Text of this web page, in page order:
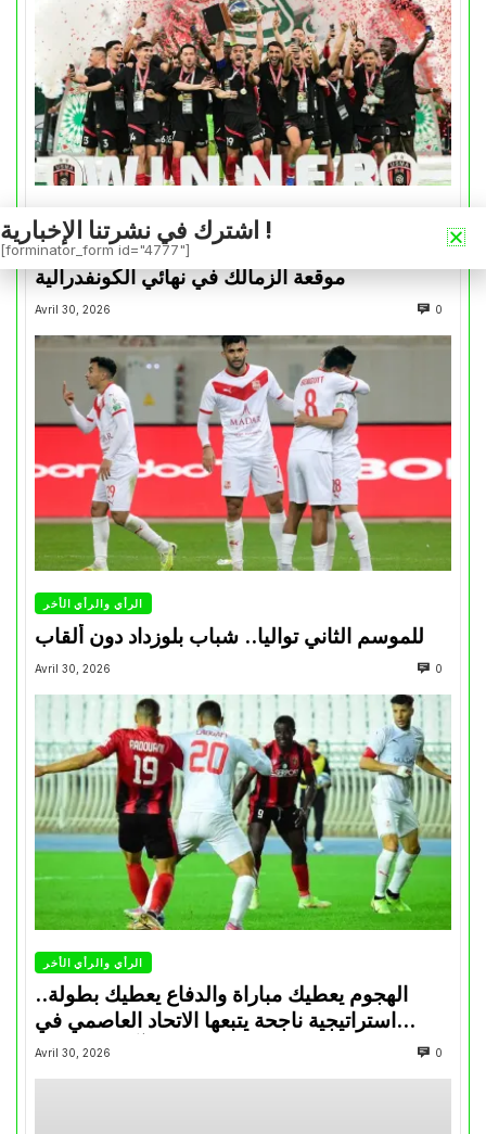
كأس الكونفدرالية
التتويج بالكأس.. دفعة معنوية لإتحاد العاصمة قبل
موقعة الزمالك في نهائي الكونفدرالية
Avril 30, 2026 0
الرأي والرأي الأخر
للموسم الثاني تواليا.. شباب بلوزداد دون ألقاب
Avril 30, 2026 0
الرأي والرأي الأخر
الهجوم يعطيك مباراة والدفاع يعطيك بطولة..
استراتيجية ناجحة يتبعها الاتحاد العاصمي في
تتويجاته آخر السنوات
Avril 30, 2026 0
اشترك في نشرتنا الإخبارية !
[forminator_form id="4777"]